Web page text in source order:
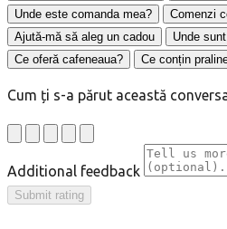
Unde este comanda mea?
Comenzi
Ajută-mă să aleg un cadou
Unde
Ce oferă cafeneaua?
Ce conțin
Cum ți s-a părut această
Additional feedback
Submit rating